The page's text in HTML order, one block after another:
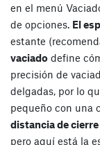
en el menú
de opciones. El
estante
vaciado define
precisión de
delgadas, por lo
pequeño con una
distancia de
pero aquí está la